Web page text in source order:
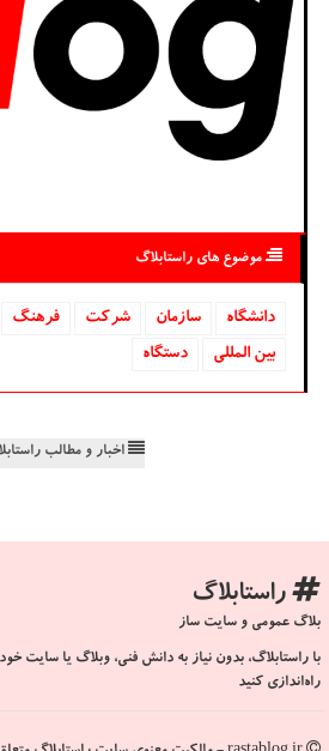
موضوع های راستابلاگ
دانشگاه‌ سازمان شركت فرهنگ
بین المللی
دستگاه
اخبار و مطالب
راستابلاگ
بلاگ عمومی و سایت ساز
با راستابلاگ، بدون نیاز به دانش فنی، وبلاگ یا سایت
راه‌اندازی کنید